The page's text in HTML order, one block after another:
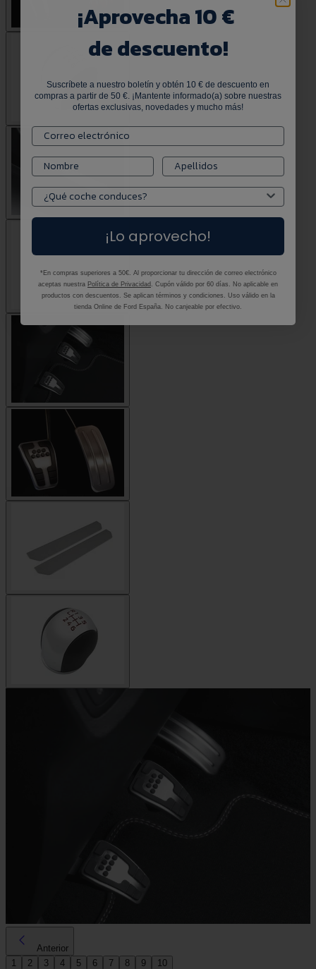
Anterior
1
2 3 4 5 6 7 8 9 10
¡Aprovecha 10 €
de descuento!
Suscríbete a nuestro boletín y obtén 10 € de descuento en
compras a partir de 50 €. ¡Mantente informado(a) sobre nuestras
ofertas exclusivas, novedades y mucho más!
¡Lo aprovecho!
*En compras superiores a 50€. Al proporcionar tu dirección de correo electrónico
aceptas nuestra Política de Privacidad . Cupón válido por 60 días. No aplicable en
productos con descuentos. Se aplican términos y condiciones. Uso válido en la
tienda Online de Ford España. No canjeable por efectivo.